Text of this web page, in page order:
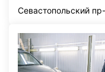
Севастопольский